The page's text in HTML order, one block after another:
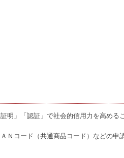
明」「認証」で社会的信用力を高める
Ｎコード（共通商品コード）などの申